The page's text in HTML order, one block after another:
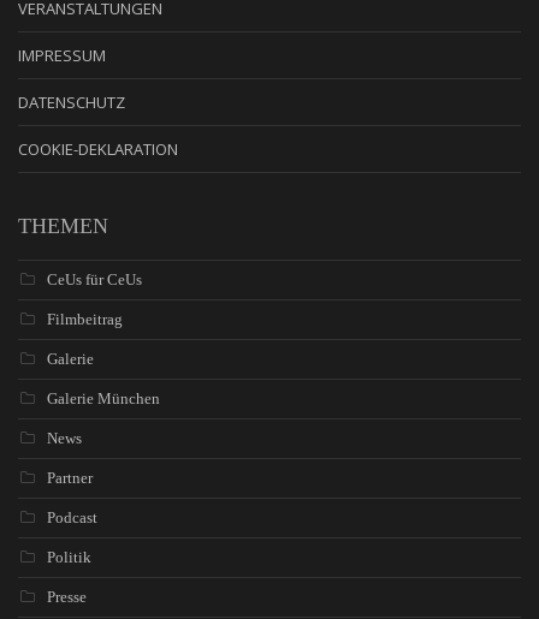
VERANSTALTUNGEN
IMPRESSUM
DATENSCHUTZ
COOKIE-DEKLARATION
THEMEN
CeUs für CeUs
Filmbeitrag
Galerie
Galerie München
News
Partner
Podcast
Politik
Presse